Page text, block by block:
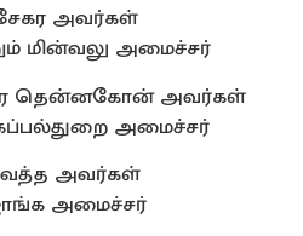
அவர்கள்
மின்வலு அமைச்சர்
தென்னகோன் அவர்கள்
அமைச்சர்
அவர்கள்
அமைச்சர்